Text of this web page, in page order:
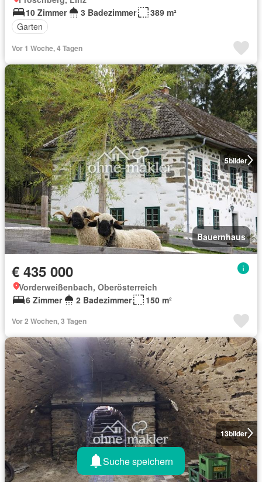
10 Zimmer
3 Badezimmer
389 m²
Garten
Vor 1 Woche, 4 Tagen
5bilder
Bauernhaus
€ 435 000
Vorderweißenbach, Oberösterreich
6 Zimmer
2 Badezimmer 150 m²
Vor 2 Wochen, 3 Tagen
13bilder
Suche speichern